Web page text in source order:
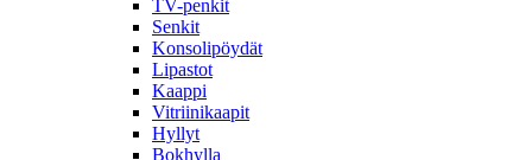
TV-penkit
Senkit
Konsolipöydät
Lipastot
Kaappi
Vitriinikaapit
Hyllyt
Bokhylla